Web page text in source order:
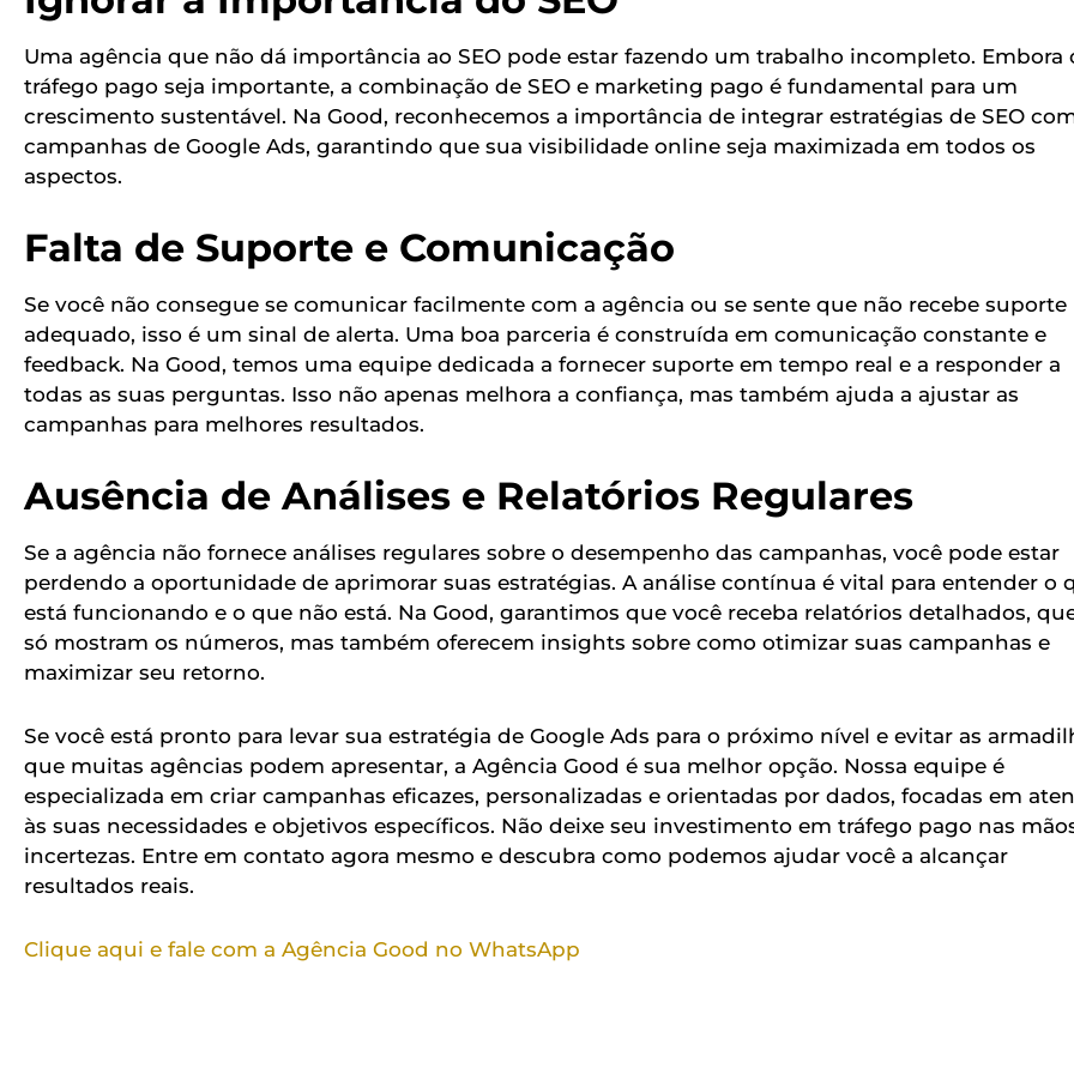
Uma agência que não dá importância ao SEO pode estar fazendo um trabalho incompleto. Embora
tráfego pago seja importante, a combinação de SEO e marketing pago é fundamental para um
crescimento sustentável. Na Good, reconhecemos a importância de integrar estratégias de SEO
campanhas de Google Ads, garantindo que sua visibilidade online seja maximizada em todos os
aspectos.
Falta de Suporte e Comunicação
Se você não consegue se comunicar facilmente com a agência ou se sente que não recebe suporte
adequado, isso é um sinal de alerta. Uma boa parceria é construída em comunicação constante e
feedback. Na Good, temos uma equipe dedicada a fornecer suporte em tempo real e a responder a
todas as suas perguntas. Isso não apenas melhora a confiança, mas também ajuda a ajustar as
campanhas para melhores resultados.
Ausência de Análises e Relatórios Regulares
Se a agência não fornece análises regulares sobre o desempenho das campanhas, você pode estar
perdendo a oportunidade de aprimorar suas estratégias. A análise contínua é vital para entender o
está funcionando e o que não está. Na Good, garantimos que você receba relatórios detalhados,
só mostram os números, mas também oferecem insights sobre como otimizar suas campanhas e
maximizar seu retorno.
Se você está pronto para levar sua estratégia de Google Ads para o próximo nível e evitar as
que muitas agências podem apresentar, a Agência Good é sua melhor opção. Nossa equipe é
especializada em criar campanhas eficazes, personalizadas e orientadas por dados, focadas em
às suas necessidades e objetivos específicos. Não deixe seu investimento em tráfego pago nas
incertezas. Entre em contato agora mesmo e descubra como podemos ajudar você a alcançar
resultados reais.
Clique aqui e fale com a Agência Good no WhatsApp